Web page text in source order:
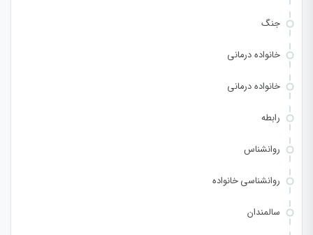
جنگ
خانواده درمانی
خانواده درمانی
رابطه
روانشناس
روانشناسی خانواده
سالمندان